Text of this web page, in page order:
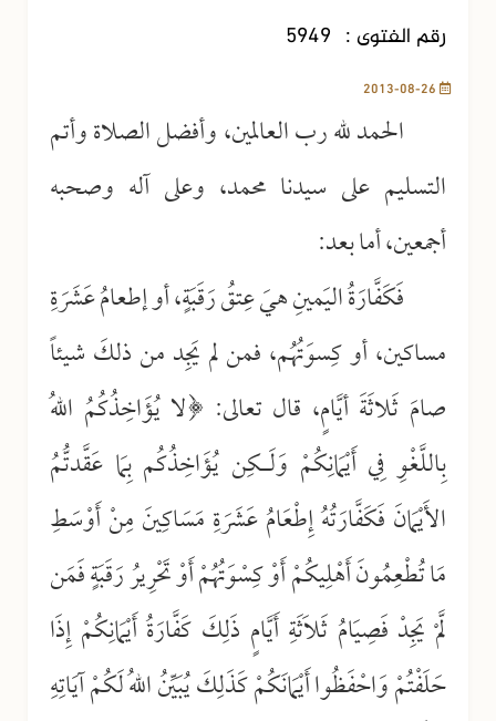
رقم الفتوى : 5949
الحمد لله رب العالمين، وأفضل الصلاة وأتم
التسليم على سيدنا محمد، وعلى آله وصحبه
أجمعين، أما بعد:
فَكَفَّارَةُ اليَمينِ هيَ عِتقُ رَقَبَةٍ، أو إطعامُ عَشَرَةِ
مساكين، أو كِسوَتُهُم، فمن لم يَجِد من ذلكَ شيئاً
صامَ ثَلاثَةَ أيَّامٍ، قال تعالى: ﴿لا يُؤَاخِذُكُمُ اللهُ
بِاللَّغْوِ فِي أَيْمَانِكُمْ وَلَـكِن يُؤَاخِذُكُم بِمَا عَقَّدتُّمُ
الأَيْمَانَ فَكَفَّارَتُهُ إِطْعَامُ عَشَرَةِ مَسَاكِينَ مِنْ أَوْسَطِ
مَا تُطْعِمُونَ أَهْلِيكُمْ أَوْ كِسْوَتُهُمْ أَوْ تَحْرِيرُ رَقَبَةٍ فَمَن
لَّمْ يَجِدْ فَصِيَامُ ثَلاَثَةِ أَيَّامٍ ذَلِكَ كَفَّارَةُ أَيْمَانِكُمْ إِذَا
حَلَفْتُمْ وَاحْفَظُوا أَيْمَانَكُمْ كَذَلِكَ يُبَيِّنُ اللهُ لَكُمْ آيَاتِهِ